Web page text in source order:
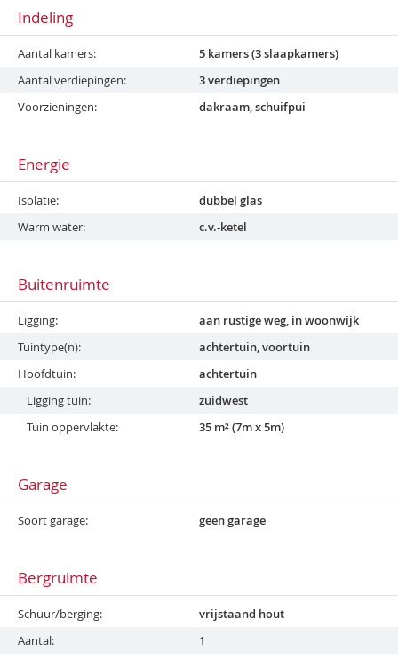
Indeling
Aantal kamers
5 kamers (3 slaapkamers)
Aantal verdiepingen
3 verdiepingen
Voorzieningen
dakraam, schuifpui
Energie
Isolatie
dubbel glas
Warm water
c.v.-ketel
Buitenruimte
Ligging
aan rustige weg, in woonwijk
Tuintype(n)
achtertuin, voortuin
Hoofdtuin
achtertuin
Ligging tuin
zuidwest
Tuin oppervlakte
35 m² (7m x 5m)
Garage
Soort garage geen garage
Bergruimte
Schuur/berging
vrijstaand hout
Aantal
1